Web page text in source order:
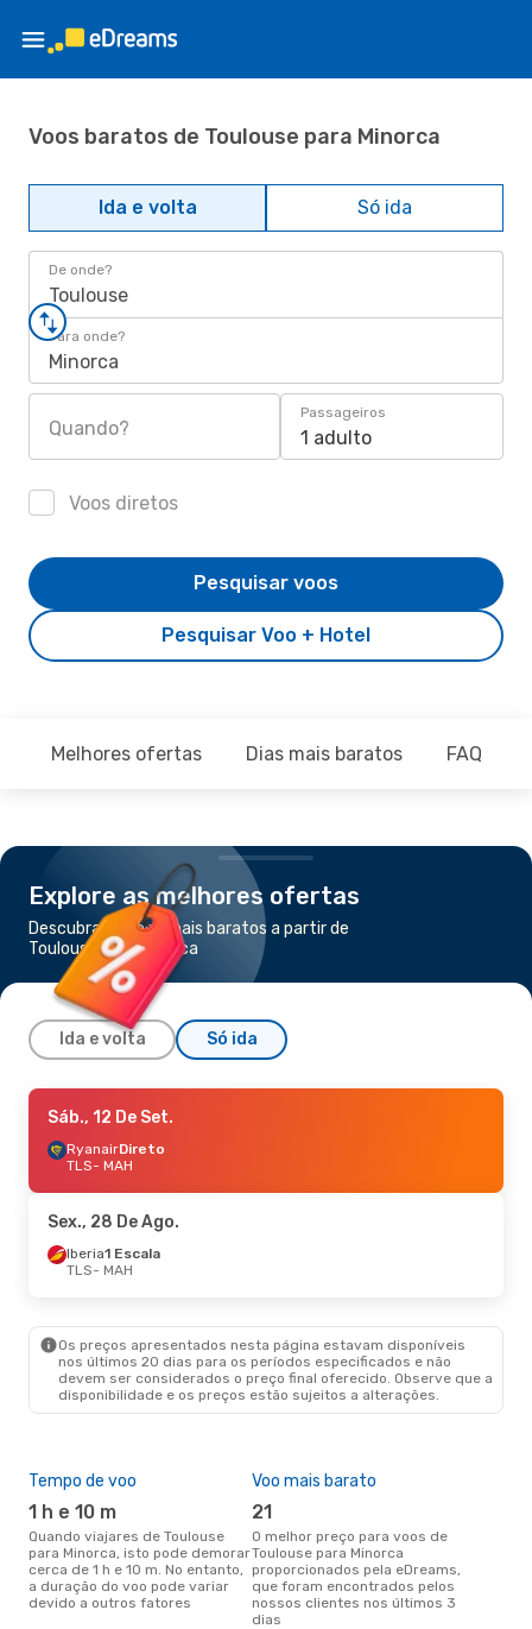
Voos baratos de Toulouse para Minorca
Ida e volta Só ida
De onde?
Toulouse
Para onde?
Minorca
Quando?
Passageiros
1 adulto
Voos diretos
Pesquisar Voo + Hotel
Pesquisar voos
Melhores ofertas Dias mais baratos FAQ
Explore as melhores ofertas
Descubra os voos mais baratos a partir de
Toulouse para Minorca
Ida e volta Só ida
Sáb., 12 De Set.
RyanairDireto
TLS- MAH
MAH- TLS
Sáb., 12 De Set.
RyanairDireto
TLS- MAH
Sex., 28 De Ago.
Iberia1 Escala
TLS- MAH
Os preços apresentados nesta página estavam disponíveis
nos últimos 20 dias para os períodos especificados e não
devem ser considerados o preço final oferecido. Observe que a
disponibilidade e os preços estão sujeitos a alterações.
Tempo de voo
1 h e 10 m
Quando viajares de Toulouse
para Minorca, isto pode demorar
cerca de 1 h e 10 m. No entanto,
a duração do voo pode variar
devido a outros fatores
Voo mais barato
21
O melhor preço para voos de
Toulouse para Minorca
proporcionados pela eDreams,
que foram encontrados pelos
nossos clientes nos últimos 3
dias